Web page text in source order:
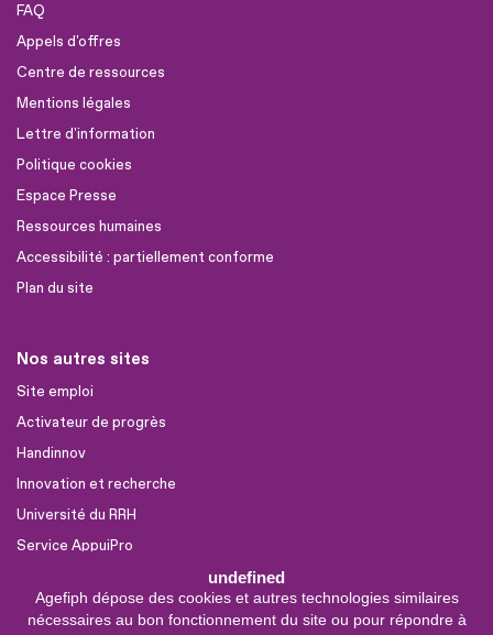
undefined
Agefiph dépose des cookies et autres technologies similaires
nécessaires au bon fonctionnement du site ou pour répondre à
FAQ
Appels d'offres
Centre de ressources
Mentions légales
Lettre d'information
Politique cookies
Espace Presse
Ressources humaines
Accessibilité : partiellement conforme
Plan du site
Nos autres sites
Site emploi
Activateur de progrès
Handinnov
Innovation et recherche
Université du RRH
Service AppuiPro
Nous suivre